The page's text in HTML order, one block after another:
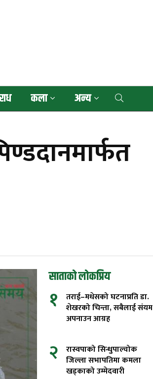
कला अन्य
साताको लोकप्रिय
१
तराई–मधेसको घटनाप्रति डा.
शेखरको चिन्ता, सबैलाई संयम
अपनाउन आग्रह
२
रास्वपाको सिन्धुपाल्चोक
जिल्ला सभापतिमा कमला
खड्काको उम्मेदवारी